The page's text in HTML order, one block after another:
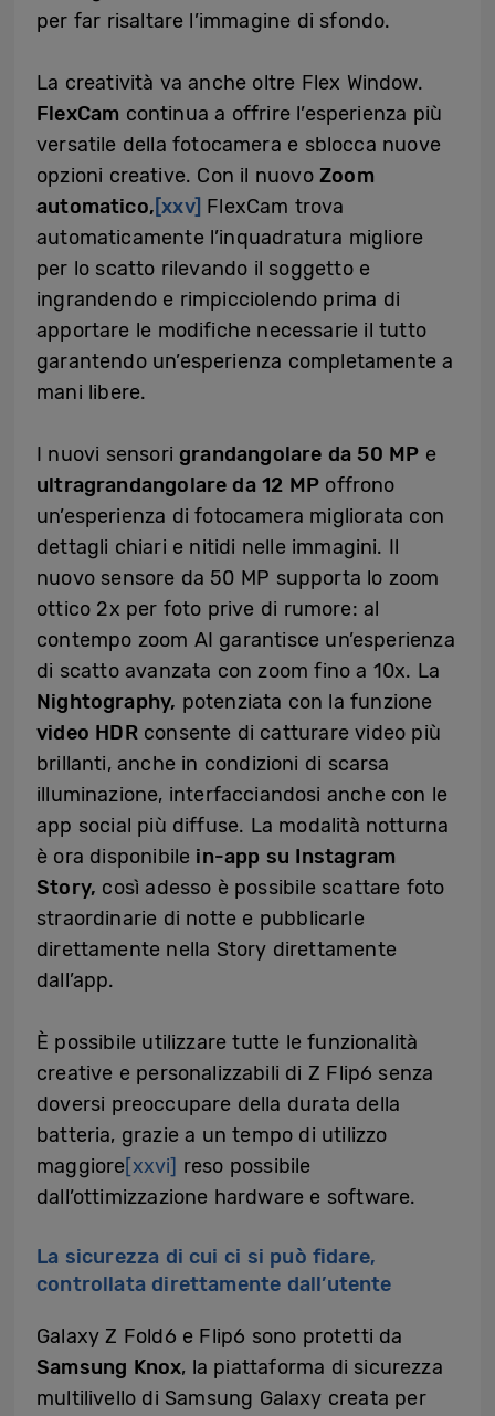
per far risaltare l’immagine di sfondo.
La creatività va anche oltre Flex Window.
FlexCam continua a offrire l’esperienza più
versatile della fotocamera e sblocca nuove
opzioni creative. Con il nuovo Zoom
automatico,[xxv] FlexCam trova
automaticamente l’inquadratura migliore
per lo scatto rilevando il soggetto e
ingrandendo e rimpicciolendo prima di
apportare le modifiche necessarie il tutto
garantendo un’esperienza completamente a
mani libere.
I nuovi sensori grandangolare da 50 MP e
ultragrandangolare da 12 MP offrono
un’esperienza di fotocamera migliorata con
dettagli chiari e nitidi nelle immagini. Il
nuovo sensore da 50 MP supporta lo zoom
ottico 2x per foto prive di rumore: al
contempo zoom AI garantisce un’esperienza
di scatto avanzata con zoom fino a 10x. La
Nightography, potenziata con la funzione
video HDRconsente di catturare video più
brillanti, anche in condizioni di scarsa
illuminazione, interfacciandosi anche con le
app social più diffuse. La modalità notturna
è ora disponibile in-app su Instagram
Story, così adesso è possibile scattare foto
straordinarie di notte e pubblicarle
direttamente nella Story direttamente
dall’app.
È possibile utilizzare tutte le funzionalità
creative e personalizzabili di Z Flip6 senza
doversi preoccupare della durata della
batteria, grazie a un tempo di utilizzo
maggiore[xxvi] reso possibile
dall’ottimizzazione hardware e software.
La sicurezza di cui ci si può fidare,
controllata direttamente dall’utente
Galaxy Z Fold6 e Flip6 sono protetti da
Samsung Knox, la piattaforma di sicurezza
multilivello di Samsung Galaxy creata per